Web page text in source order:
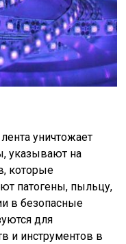
уничтожает
указывают на
которые
патогены, пыльцу,
в безопасные
для
и инструментов в